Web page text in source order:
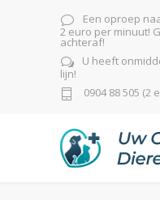
Een oproep
2 euro per minuut!
achteraf!
U heeft
lijn!
0904 88 505 (2